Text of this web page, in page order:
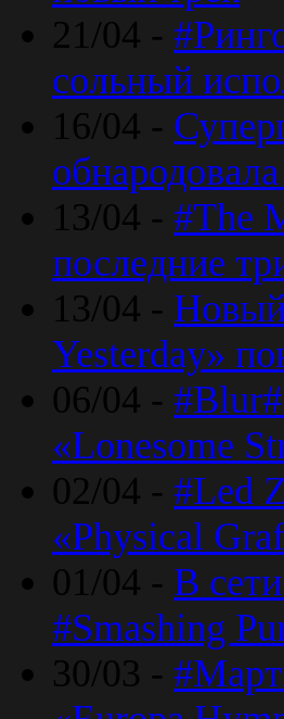
21/04 -
сольный
16/04 -
13/04 - #The
последние
13/04 - Новый
Yesterday»
06/04 -
«Lonesome
02/04 - #Led
«Physical
01/04 - В
#Smashing
30/03 -